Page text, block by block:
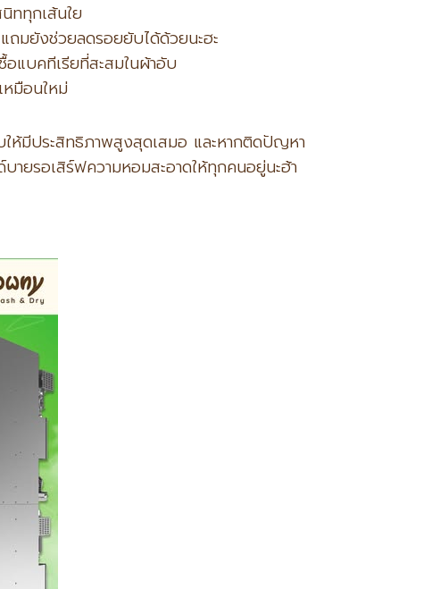
ททุกเส้นใย
ถมยังช่วยลดรอยยับได้ด้วยนะฮะ
อแบคทีเรียที่สะสมในผ้าอับ
มือนใหม่
ห้มีประสิทธิภาพสูงสุดเสมอ และหากติดปัญหา
ายรอเสิร์ฟความหอมสะอาดให้ทุกคนอยู่นะฮ้า